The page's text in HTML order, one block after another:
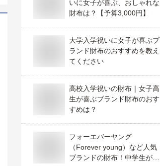
いに女子が喜ぶ、おしゃれな
財布は？【予算3,000円】
大学入学祝いに女子が喜ぶブ
ランド財布のおすすめを教え
てください
高校入学祝いの財布｜女子高
生が喜ぶブランド財布のおす
すめは？
フォーエバーヤング
（Forever young）など人気
ブランドの財布！中学生が喜